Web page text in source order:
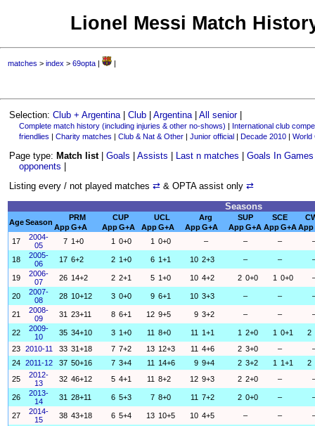
Lionel Messi Match
matches >index >69opta | |
Selection:Club + Argentina |Club |Argentina |All senior|
Complete match history (including injuries & other no-shows) | International club
friendlies | Charity matches | Club & Nat & Other| Junior official| Decade 2010| World
Page type: Match list|Goals |Assists Last n matches |Goals In Games
opponents
Listing every / not played matches⇄ & OPTA assist only⇄
Seasons
AgeSeason
PRM CUP UCL Arg SUP SCE
AppG+A AppG+A AppG+A AppG+A AppG+A AppG+AApp
17
2004-
05
7 1+0 1 0+0 1 0+0 – – –
18
2005-
06
17 6+2 2 1+0 6 1+1 10 2+3 – –
19
2006-
07
26 14+2 2 2+1 5 1+0 10 4+2 2 0+0 1 0+0
20
2007-
08
28 10+12 3 0+0 9 6+1 10 3+3 – –
21
2008-
09
31 23+11 8 6+1 12 9+5 9 3+2 – –
22
2009-
10
35 34+10 3 1+0 11 8+0 11 1+1 1 2+0 1 0+1 2
23 2010-11 33 31+18 7 7+2 13 12+3 11 4+6 2 3+0 –
24 2011-12 37 50+16 7 3+4 11 14+6 9 9+4 2 3+2 1 1+1 2
25
2012-
13
32 46+12 5 4+1 11 8+2 12 9+3 2 2+0 –
26
2013-
14
31 28+11 6 5+3 7 8+0 11 7+2 2 0+0 –
27
2014-
15
38 43+18 6 5+4 13 10+5 10 4+5 – –